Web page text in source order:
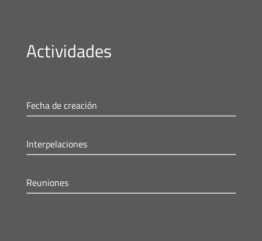
Actividades
Fecha de creación
Interpelaciones
Reuniones